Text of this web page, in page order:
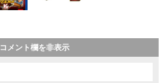
コメント欄を非表示